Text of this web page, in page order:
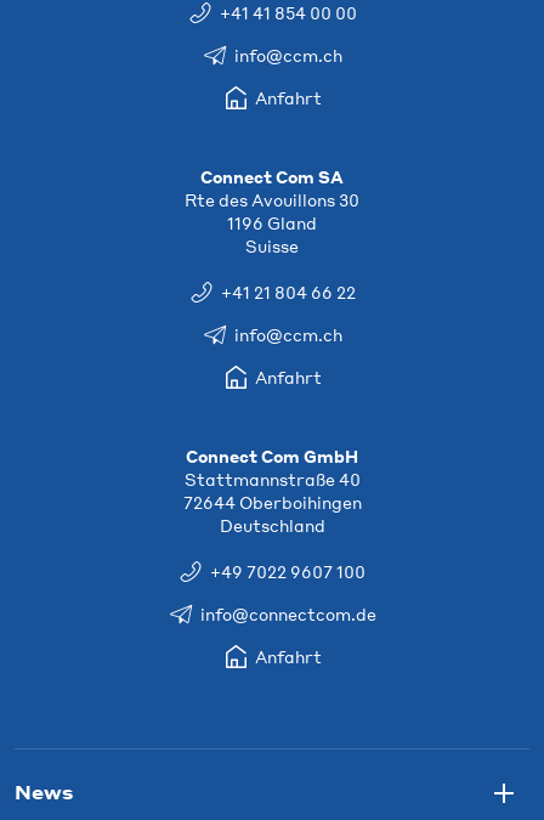
+41 41 854 00 00
info@ccm.ch
Anfahrt
Connect Com SA
Rte des Avouillons 30
1196 Gland
Suisse
+41 21 804 66 22
info@ccm.ch
Anfahrt
Connect Com GmbH
Stattmannstraße 40
72644 Oberboihingen
Deutschland
+49 7022 9607 100
info@connectcom.de
Anfahrt
News